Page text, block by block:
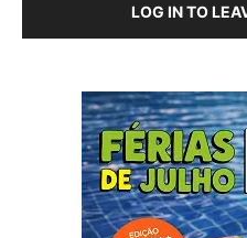
LOG IN TO